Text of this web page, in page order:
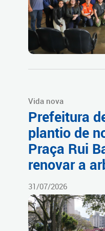
Vida nova
Prefeitura
plantio de
Praça Rui
renovar a
31/07/2026